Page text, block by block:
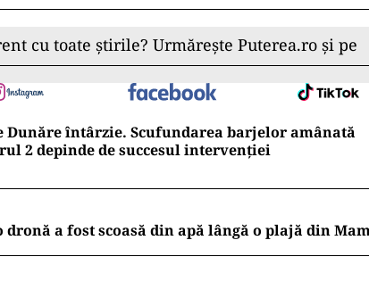
cu toate știrile? Urmărește Puterea.ro și pe
Dunăre întârzie. Scufundarea barjelor amânată
2 depinde de succesul intervenției
a fost scoasă din apă lângă o plajă din